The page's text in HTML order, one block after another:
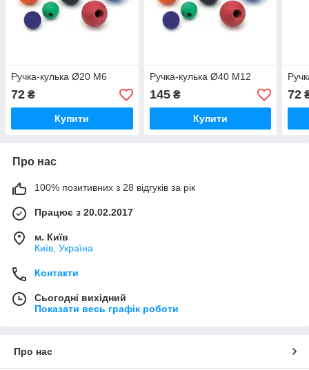
Ручка-кулька Ø20 М6
72 ₴
Купити
Ручка-кулька Ø40 М12
145₴
Купити
72
Про нас
100% позитивних з 28 відгуків за рік
Працює з 20.02.2017
м. Київ
Київ, Україна
Контакти
Сьогодні вихідний
Показати весь графік роботи
Про нас